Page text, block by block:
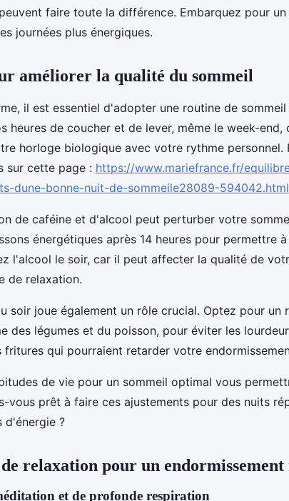
faire toute la différence. Embarquez pour
journées plus énergiques.
améliorer la qualité du sommeil
il est essentiel d'adopter une routine de sommeil
heures de coucher et de lever, même le week-end,
horloge biologique avec votre rythme personnel.
sur cette page : https://www.mariefrance.fr/
dune-bonne-nuit-de-sommeile28089-594042.html
de caféine et d'alcool peut perturber votre
énergétiques après 14 heures pour permettre
l'alcool le soir, car il peut affecter la qualité de
de relaxation.
soir joue également un rôle crucial. Optez pour un
des légumes et du poisson, pour éviter les
fritures qui pourraient retarder votre
de vie pour un sommeil optimal vous
vous prêt à faire ces ajustements pour des nuits
d'énergie ?
relaxation pour un
et de profonde respiration